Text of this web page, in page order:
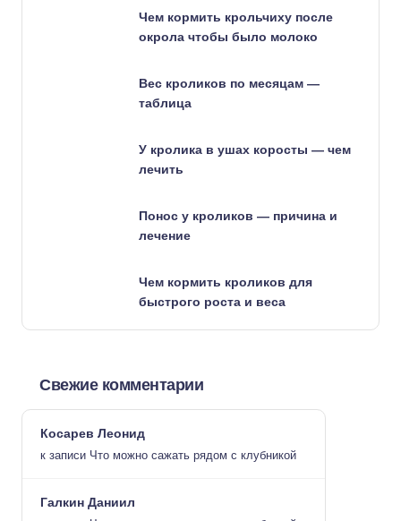
Чем кормить крольчиху после
окрола чтобы было молоко
Вес кроликов по месяцам —
таблица
У кролика в ушах коросты — чем
лечить
Понос у кроликов — причина и
лечение
Чем кормить кроликов для
быстрого роста и веса
Свежие комментарии
Косарев Леонид
к записи Что можно сажать рядом с клубникой
Галкин Даниил